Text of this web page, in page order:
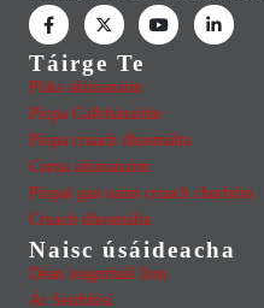
Táirge Te
Pláta alúmanaim
Píopa Galbhánaithe
Píopa cruach dhosmálta
Corna alúmanaim
Píopaí gan uaim cruach charbóin
Cruach dhosmálta
Naisc úsáideacha
Déan teagmháil linn
Ár Seirbhísí